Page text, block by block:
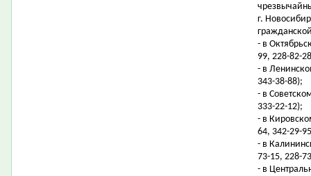
г.
- в
99, 228-82-
- в
343-38-88);
- в
333-22-12);
- в
64, 342-29-
- в
73-15, 228-
- в